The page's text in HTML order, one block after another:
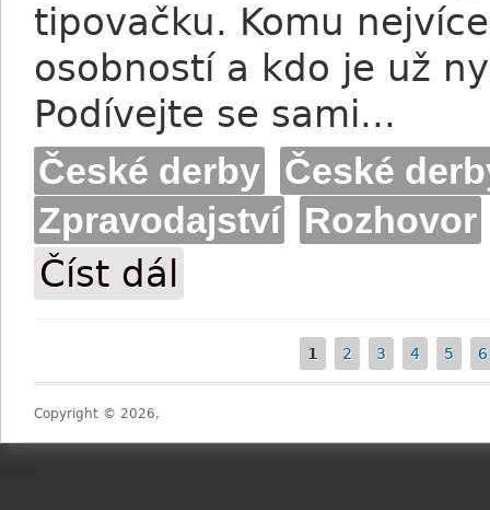
tipovačku. Komu
osobností a kdo je už
Podívejte se sami...
České derby
České
Zpravodajství
Rozhovor
Číst dál
1 2 3 4 5 6
Copyright © 2026,